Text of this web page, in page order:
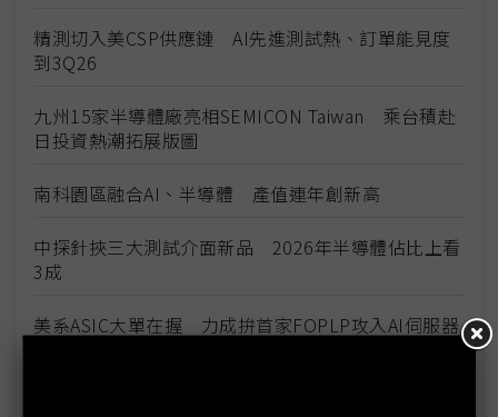
精測切入美CSP供應鏈 AI先進測試熱、訂單能見度
到3Q26
九州15家半導體廠亮相SEMICON Taiwan 乘台積赴
日投資熱潮拓展版圖
南科園區融合AI、半導體 產值連年創新高
中探針挾三大測試介面新品 2026年半導體佔比上看
3成
美系ASIC大單在握 力成拚首家FOPLP攻入AI伺服器